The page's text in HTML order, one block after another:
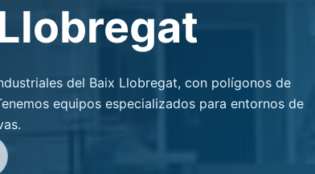
del Baix Llobregat, con polígonos de
equipos especializados para entornos de